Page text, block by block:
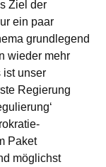
Ziel der
ein paar
grundlegend
wieder mehr
ist unser
Regierung
Paket
möglichst